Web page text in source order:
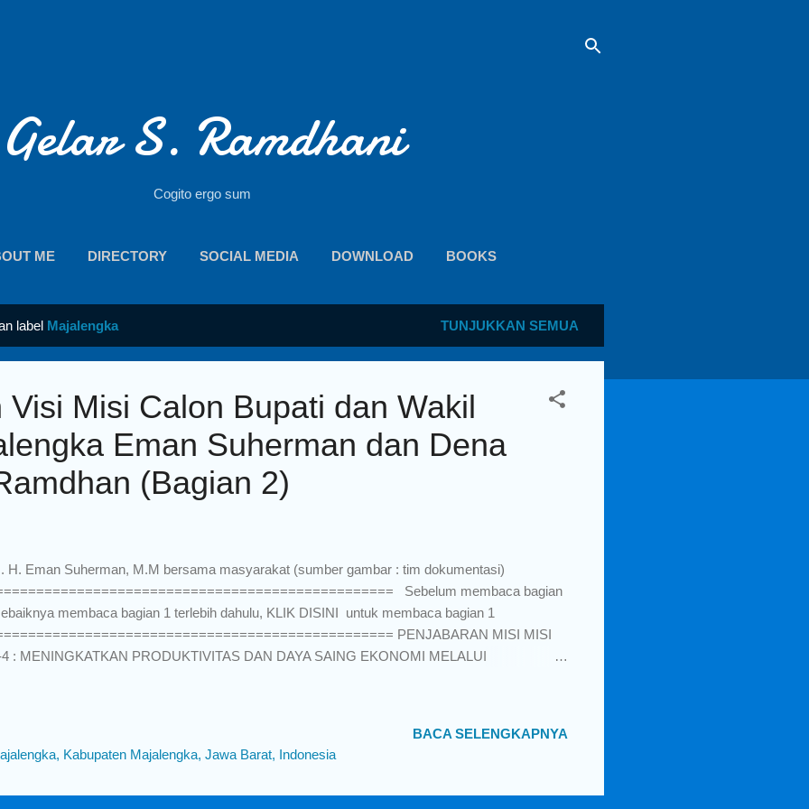
Gelar S. Ramdhani
Cogito ergo sum
ME DIRECTORY SOCIAL MEDIA DOWNLOAD BOOKS
label Majalengka TUNJUKKAN SEMUA
Misi Calon Bupati dan Wakil
Eman Suherman dan Dena
(Bagian 2)
H. Eman Suherman, M.M bersama masyarakat (sumber gambar : tim dokumentasi)
Sebelum membaca bagian
membaca bagian 1 terlebih dahulu, KLIK DISINI untuk membaca bagian 1
PENJABARAN MISI MISI
: MENINGKATKAN PRODUKTIVITAS DAN DAYA SAING EKONOMI MELALUI
kedepan Drs. H. Eman Suherman, M.M dan Dena Muhamad Ramdhan akan mengubah
tersebut menjadi kabupaten yang lebih kreatif dan lebih produktif, sehingga terjadi
Kabupaten Majalengka, Jawa Barat, Indonesia
BACA SELENGKAPNYA